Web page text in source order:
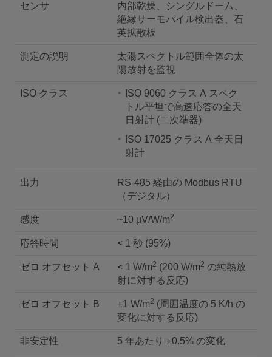
センサ
内部乾燥、シングルドーム、
絶縁サーモパイル検出器、石
英拡散板
測定の説明
太陽スペクトル範囲全体の太
陽放射を監視
ISO クラス
ISO 9060 クラス A スペク
トル平坦で高速応答の全天
日射計 (二次準器)
ISO 17025 クラス A 全天日
射計
出力
RS-485 経由の Modbus RTU
（デジタル）
感度 ~10 µV/W/m2
応答時間 < 1 秒 (95%)
ゼロ オフセット A < 1 W/m2 (200 W/m2 の純熱放
射に対する反応)
ゼロ オフセット B ±1 W/m2 (周囲温度の 5 K/h の
変化に対する反応)
非安定性 5 年あたり ±0.5% の変化